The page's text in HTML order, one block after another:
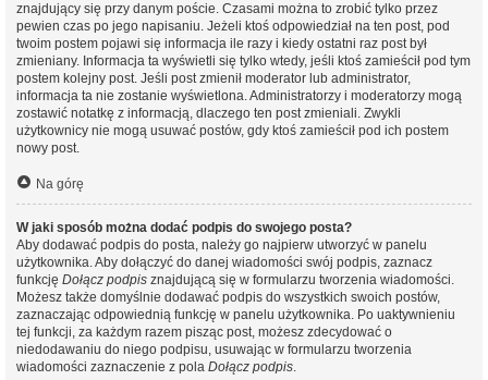
znajdujący się przy danym poście. Czasami można to zrobić tylko przez
pewien czas po jego napisaniu. Jeżeli ktoś odpowiedział na ten post, pod
twoim postem pojawi się informacja ile razy i kiedy ostatni raz post był
zmieniany. Informacja ta wyświetli się tylko wtedy, jeśli ktoś zamieścił pod tym
postem kolejny post. Jeśli post zmienił moderator lub administrator,
informacja ta nie zostanie wyświetlona. Administratorzy i moderatorzy mogą
zostawić notatkę z informacją, dlaczego ten post zmieniali. Zwykli
użytkownicy nie mogą usuwać postów, gdy ktoś zamieścił pod ich postem
nowy post.
Na górę
W jaki sposób można dodać podpis do swojego posta?
Aby dodawać podpis do posta, należy go najpierw utworzyć w panelu
użytkownika. Aby dołączyć do danej wiadomości swój podpis, zaznacz
funkcję Dołącz podpis znajdującą się w formularzu tworzenia wiadomości.
Możesz także domyślnie dodawać podpis do wszystkich swoich postów,
zaznaczając odpowiednią funkcję w panelu użytkownika. Po uaktywnieniu
tej funkcji, za każdym razem pisząc post, możesz zdecydować o
niedodawaniu do niego podpisu, usuwając w formularzu tworzenia
wiadomości zaznaczenie z pola Dołącz podpis.